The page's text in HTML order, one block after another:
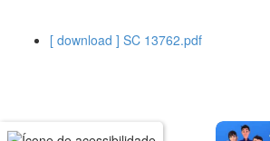
[ download ] SC 13762.pdf